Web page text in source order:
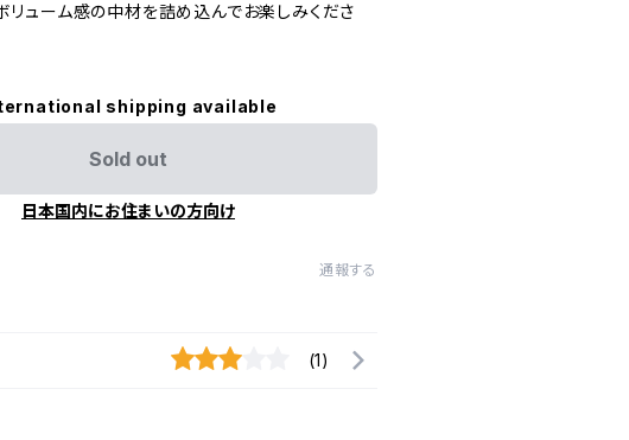
リューム感の中材を詰め込んでお楽しみくださ
shipping available
Sold out
日本国内にお住まいの方向け
通報する
(1)